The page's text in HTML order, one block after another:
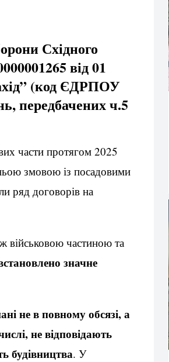
Східного
від 01
(код ЄДРПОУ
передбачених ч.5
части протягом 2025
змовою із посадовими
ряд договорів на
військовою частиною та
значне
не в повному обсязі, а
не відповідають
будівництва. У